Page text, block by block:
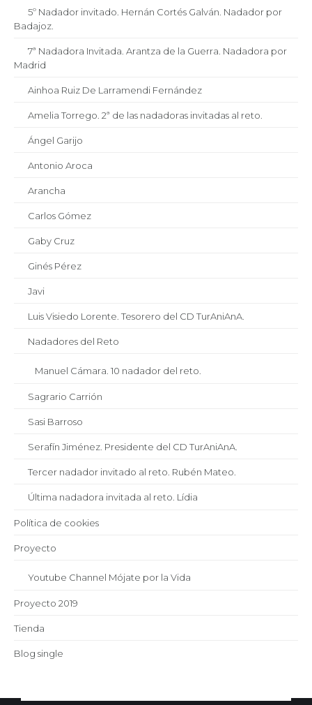
5º Nadador invitado. Hernán Cortés Galván. Nadador por
Badajoz.
7ª Nadadora Invitada. Arantza de la Guerra. Nadadora por
Madrid
Ainhoa Ruiz De Larramendi Fernández
Amelia Torrego. 2ª de las nadadoras invitadas al reto.
Ángel Garijo
Antonio Aroca
Arancha
Carlos Gómez
Gaby Cruz
Ginés Pérez
Javi
Luis Visiedo Lorente. Tesorero del CD TurAniAnA.
Nadadores del Reto
Manuel Cámara. 10 nadador del reto.
Sagrario Carrión
Sasi Barroso
Serafín Jiménez. Presidente del CD TurAniAnA.
Tercer nadador invitado al reto. Rubén Mateo.
Última nadadora invitada al reto. Lídia
Política de cookies
Proyecto
Youtube Channel Mójate por la Vida
Proyecto 2019
Tienda
Blog single